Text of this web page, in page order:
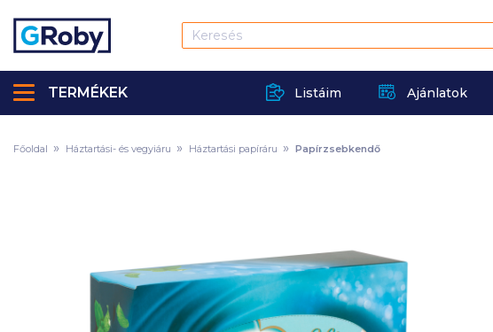
Listáim Ajánlatok
TERMÉKEK
Főoldal Háztartási- és vegyiáru Háztartási papíráru Papírzsebkendő